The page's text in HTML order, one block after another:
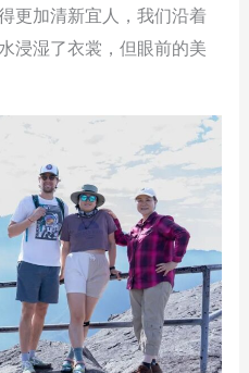
更加清新宜人，我们沿着
浸湿了衣裳，但眼前的美